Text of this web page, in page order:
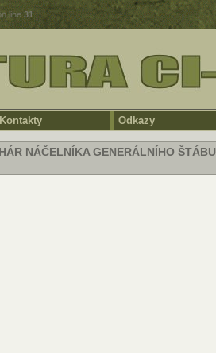
line31
Kontakty Odkazy
NÁČELNÍKA GENERÁLNÍHO ŠTÁBU